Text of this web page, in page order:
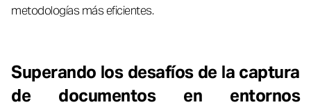
metodologías más eficientes.
Superando los desafíos de la captura
de documentos en entornos